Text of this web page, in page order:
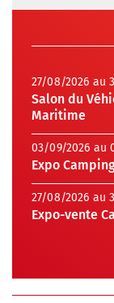
27/08/2026 au
Salon du
Maritime
03/09/2026 au
Expo
27/08/2026 au
Expo-vente